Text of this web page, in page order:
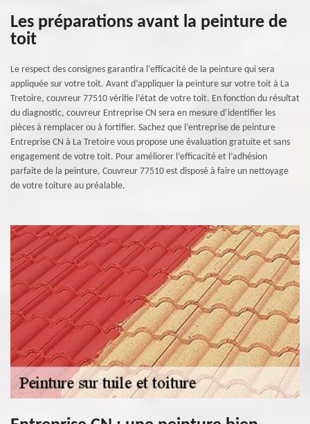
Les préparations avant la peinture de
toit
Le respect des consignes garantira l’efficacité de la peinture qui sera
appliquée sur votre toit. Avant d’appliquer la peinture sur votre toit à La
Tretoire, couvreur 77510 vérifie l’état de votre toit. En fonction du résultat
du diagnostic, couvreur Entreprise CN sera en mesure d’identifier les
pièces à remplacer ou à fortifier. Sachez que l’entreprise de peinture
Entreprise CN à La Tretoire vous propose une évaluation gratuite et sans
engagement de votre toit. Pour améliorer l’efficacité et l’adhésion
parfaite de la peinture, Couvreur 77510 est disposé à faire un nettoyage
de votre toiture au préalable.